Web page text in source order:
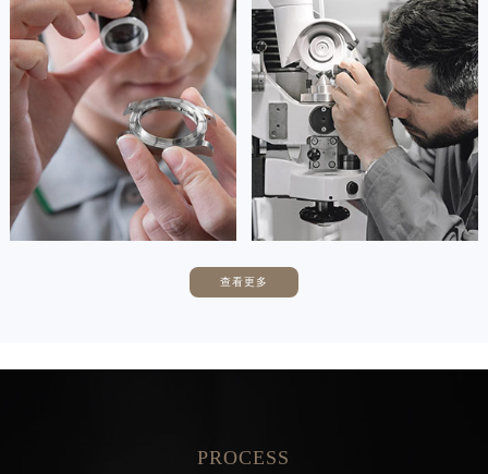
资深阿玛尼技师
是重庆渝中区阿玛尼售后服务中心
(阿玛尼维修保养中心)
的高级技师之一
Chongqing Armani Maintain center
 重庆渝中区阿玛尼维修
资深阿玛尼技师
是重庆大渡口区阿玛尼售后服务中心
(阿玛尼维修保养中心)
的高级技师之一
Chongqing Armani Maintain center
 重庆大渡口区阿玛尼维修
辛迪·克莱门特
查看更多
PROCESS